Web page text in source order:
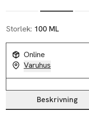
Storlek: 100 ML
Online
Varuhus
Beskrivning